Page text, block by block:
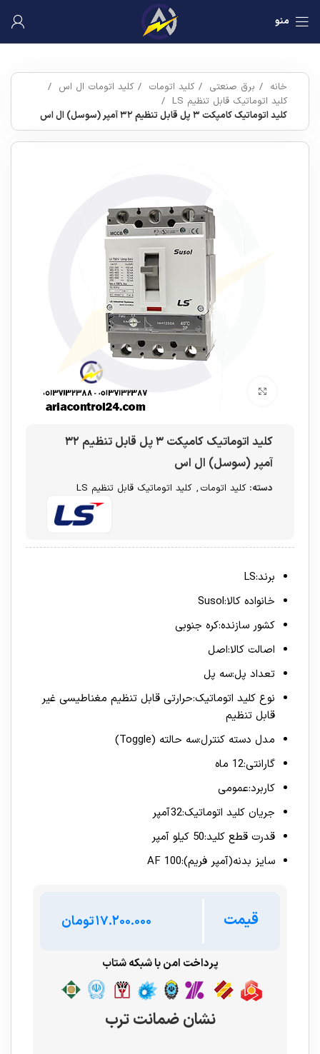
منو
خانه برق صنعتی کلید اتومات
کلید اتومات ال اس
کلید اتوماتیک قابل تنظیم LS
کلید اتوماتیک کامپکت ۳ پل قابل تنظیم ۳۲ آمپر (سوسل) ال اس
کلید اتوماتیک کامپکت ۳ پل قابل تنظیم ۳۲
آمپر (سوسل) ال اس
دسته: کلید اتومات , کلید اتوماتیک قابل تنظیم LS
برند:LS
خانواده کالا:Susol
کشور سازنده:کره جنوبی
اصالت کالا:اصل
تعداد پل:سه پل
نوع کلید اتوماتیک:حرارتی قابل تنظیم مغناطیسی غیر
قابل تنظیم
مدل دسته کنترل:سه حالته (Toggle)
گارانتی:12 ماه
کاربرد:عمومی
جریان کلید اتوماتیک:32 آمپر
قدرت قطع کلید:50 کیلو آمپر
سایز بدنه(آمپر فریم):100 AF
قیمت تومان
پرداخت امن با شبکه شتاب
نشان ضمانت ترب